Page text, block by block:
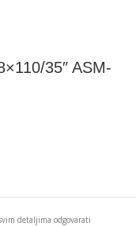
35″ ASM-
detaljima odgovarati